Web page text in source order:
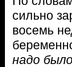
сильно
восемь
надо